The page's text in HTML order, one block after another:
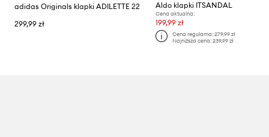
adidas Originals klapki ADILETTE 22
299,99 zł
Aldo klapki ITSANDAL
Cena aktualna:
199,99 zł
Cena regularna: 279,99 zł
Najniższa cena: 239,99 zł